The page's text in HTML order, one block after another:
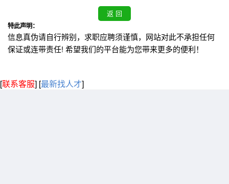
特此声明：
信息真伪请自行辨别，求职应聘须谨慎，网站对此不承担任何
保证或连带责任! 希望我们的平台能为您带来更多的便利！
[联系客服] [最新找人才]